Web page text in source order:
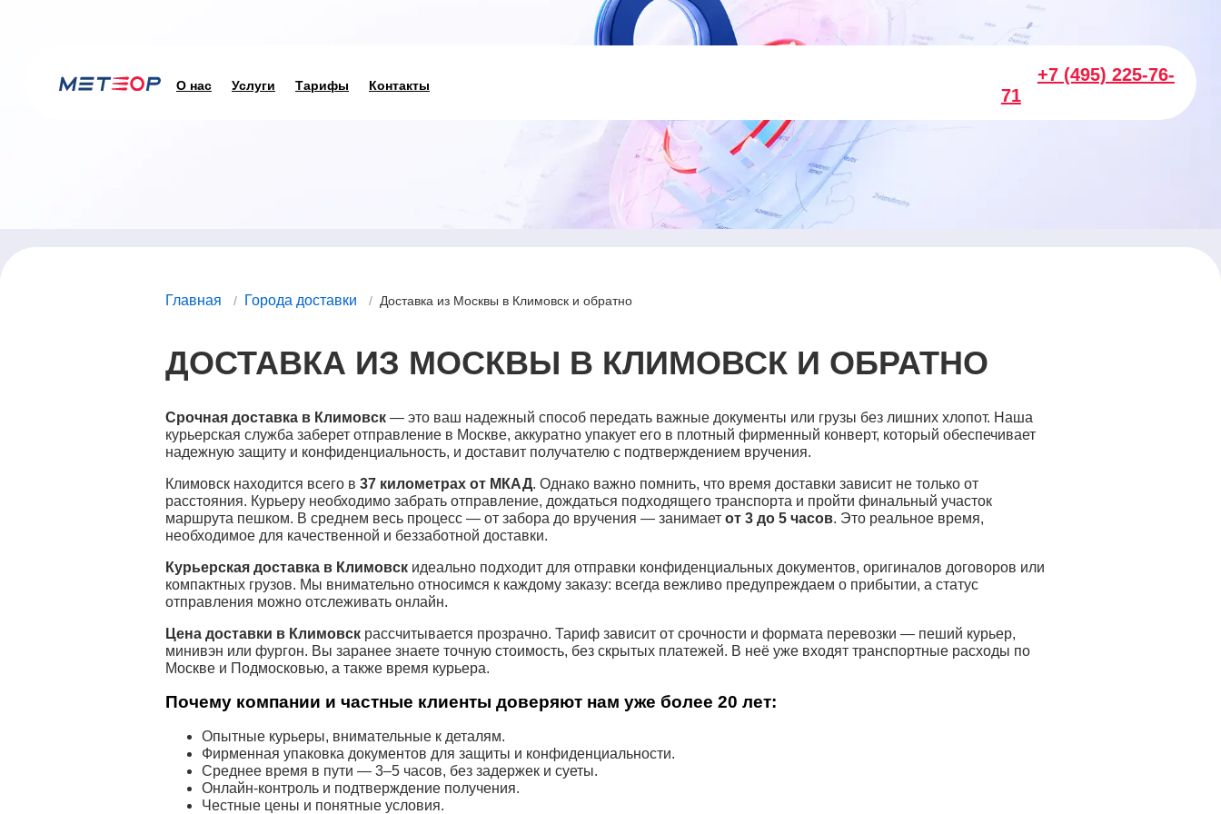
О нас Услуги Тарифы Контакты
+7 (495) 225-76-
71
Главная / Города доставки / Доставка из Москвы в Климовск и обратно
ДОСТАВКА ИЗ МОСКВЫ В КЛИМОВСК И ОБРАТНО
Срочная доставка в Климовск — это ваш надежный способ передать важные документы или грузы без лишних хлопот. Наша
курьерская служба заберет отправление в Москве, аккуратно упакует его в плотный фирменный конверт, который обеспечивает
надежную защиту и конфиденциальность, и доставит получателю с подтверждением вручения.
Климовск находится всего в 37 километрах от МКАД. Однако важно помнить, что время доставки зависит не только от
расстояния. Курьеру необходимо забрать отправление, дождаться подходящего транспорта и пройти финальный участок
маршрута пешком. В среднем весь процесс — от забора до вручения — занимает от 3 до 5 часов. Это реальное время,
необходимое для качественной и беззаботной доставки.
Курьерская доставка в Климовск идеально подходит для отправки конфиденциальных документов, оригиналов договоров или
компактных грузов. Мы внимательно относимся к каждому заказу: всегда вежливо предупреждаем о прибытии, а статус
отправления можно отслеживать онлайн.
Цена доставки в Климовск рассчитывается прозрачно. Тариф зависит от срочности и формата перевозки — пеший курьер,
минивэн или фургон. Вы заранее знаете точную стоимость, без скрытых платежей. В неё уже входят транспортные расходы по
Москве и Подмосковью, а также время курьера.
Почему компании и частные клиенты доверяют нам уже более 20 лет:
Опытные курьеры, внимательные к деталям.
Фирменная упаковка документов для защиты и конфиденциальности.
Среднее время в пути — 3–5 часов, без задержек и суеты.
Онлайн-контроль и подтверждение получения.
Честные цены и понятные условия.